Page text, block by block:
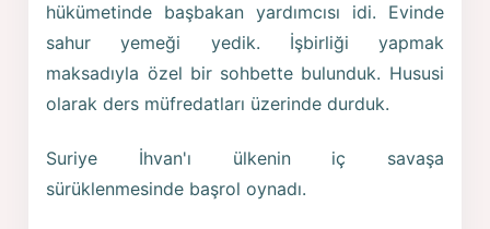
hükümetinde başbakan yardımcısı idi. Evinde
sahur yemeği yedik. İşbirliği yapmak
maksadıyla özel bir sohbette bulunduk. Hususi
olarak ders müfredatları üzerinde durduk.
Suriye İhvan'ı ülkenin iç savaşa
sürüklenmesinde başrol oynadı.